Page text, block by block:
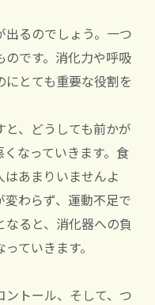
出るのでしょう。一つ
です。消化力や呼吸
とても重要な役割を
、どうしても前かが
なっていきます。食
あまりいませんよ
わらず、運動不足で
ると、消化器への負
ていきます。
トール、そして、つ